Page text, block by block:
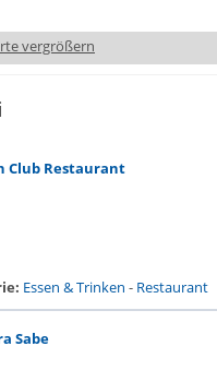
vergrößern
Club Restaurant
Essen & Trinken - Restaurant
Sabe